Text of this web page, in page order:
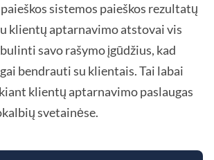
sistemos paieškos rezultatų
klientų aptarnavimo atstovai vis
savo rašymo įgūdžius, kad
bendrauti su klientais. Tai labai
klientų aptarnavimo paslaugas
svetainėse.